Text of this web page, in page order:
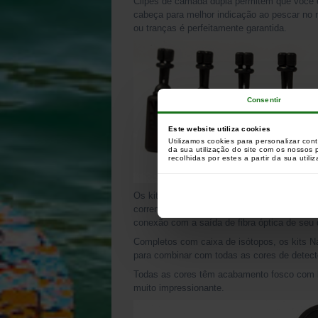
Consentir
Este website utiliza cookies
Utilizamos cookies para personalizar
da sua utilização do site com os nossos
recolhidas por estes a partir da sua
cabeça para melhor indicação ao pescar
ou tranças é perfeitamente garantida.
Os kits de bobina podem ser
correntes, pesos adicionais, fixações
conexão com a saída de fibra óptica de seu
Completos com caixa de isótopos, os kits
para combinar com todas as cores de
Todas as cores têm acabamento fosco com
muito impressionante.